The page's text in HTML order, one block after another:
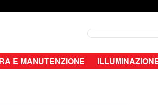
Search
E MANUTENZIONE